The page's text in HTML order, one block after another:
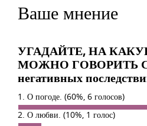
Ваше мнение
УГАДАЙТЕ, НА
МОЖНО ГОВОРИТЬ
негативных
1. О погоде. (60%, 6 голосов)
2. О любви. (10%, 1 голос)